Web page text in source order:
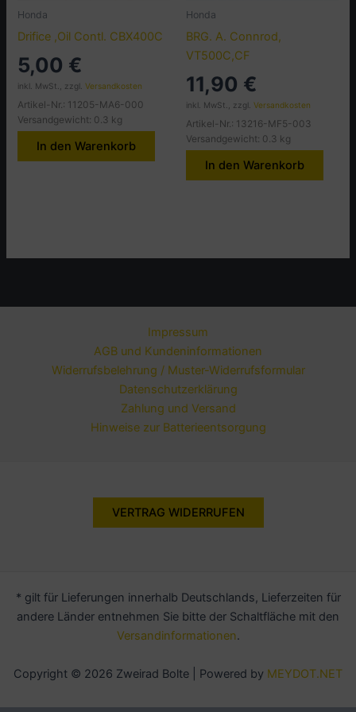
Honda
Drifice ,Oil Contl. CBX400C
5,00 €
inkl. MwSt., zzgl.Versandkosten
Artikel-Nr.: 11205-MA6-000
Versandgewicht: 0.3 kg
In den Warenkorb
Honda
BRG. A. Connrod,
VT500C,CF
11,90 €
inkl. MwSt., zzgl. Versandkosten
Artikel-Nr.: 13216-MF5-003
Versandgewicht: 0.3 kg
In den Warenkorb
Impressum
AGB und Kundeninformationen
Widerrufsbelehrung / Muster-Widerrufsformular
Datenschutzerklärung
Zahlung und Versand
Hinweise zur Batterieentsorgung
VERTRAG WIDERRUFEN
* gilt für Lieferungen innerhalb Deutschlands, Lieferzeiten für
andere Länder entnehmen Sie bitte der Schaltfläche mit den
Versandinformationen.
Copyright © 2026 Zweirad Bolte | Powered by MEYDOT.NET